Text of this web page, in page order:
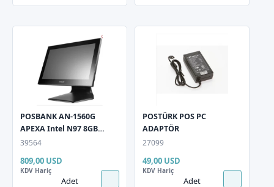
POSBANK AN-1560G
APEXA Intel N97 8GB
DDR4 256GB SSD 15,6"
EG H156 Pos Pc + 10.1"
Arka Ekran
39564
809,00 USD
KDV Hariç
Adet
POSTÜRK POS PC
ADAPTÖR
27099
49,00 USD
KDV Hariç
Adet